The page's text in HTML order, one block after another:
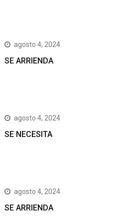
agosto 4, 2024
SE ARRIENDA
agosto 4, 2024
SE NECESITA
agosto 4, 2024
SE ARRIENDA